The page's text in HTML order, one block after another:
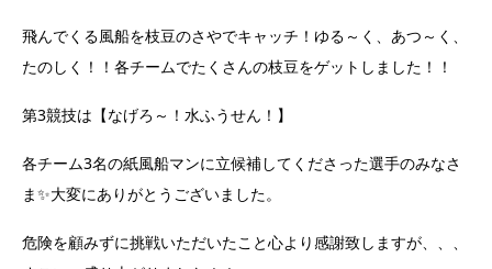
飛んでくる風船を枝豆のさやでキャッチ！ゆる～く、あつ～く、
たのしく！！各チームでたくさんの枝豆をゲットしました！！
第3競技は【なげろ～！水ふうせん！】
各チーム3名の紙風船マンに立候補してくださった選手のみなさ
ま✨大変にありがとうございました。
危険を顧みずに挑戦いただいたこと心より感謝致しますが、、、